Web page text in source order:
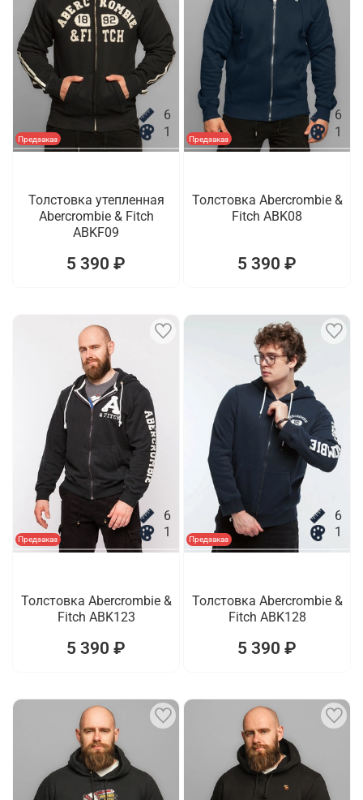
Предзаказ
6
1
Толстовка утепленная
Abercrombie & Fitch
ABKF09
5 390 ₽
Предзаказ
6
1
Толстовка Abercrombie &
Fitch ABK08
5 390 ₽
Предзаказ
6
1
Толстовка Abercrombie &
Fitch ABK123
5 390 ₽
Предзаказ
6
1
Толстовка Abercrombie &
Fitch ABK128
5 390 ₽